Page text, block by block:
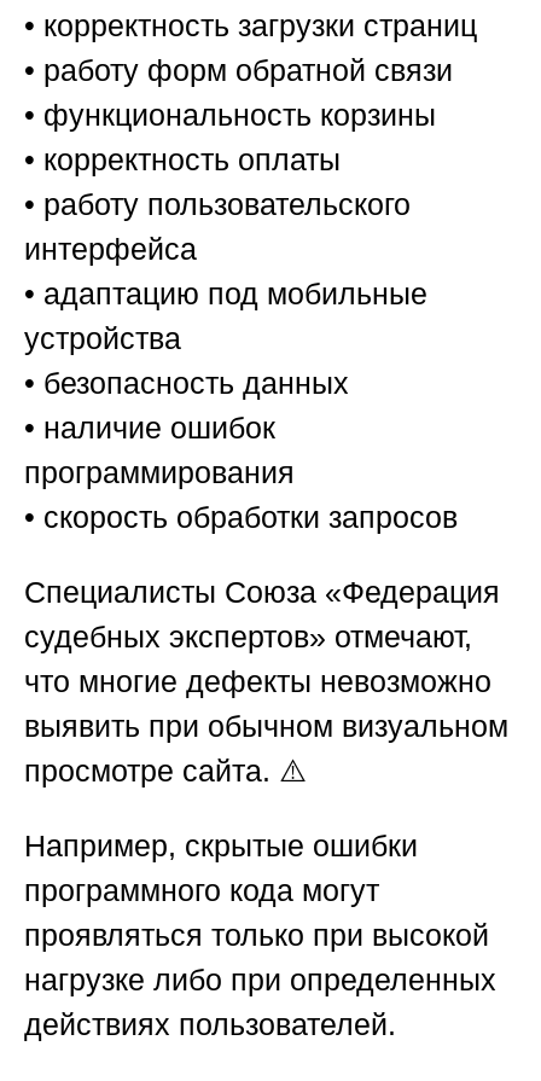
• корректность загрузки страниц
• работу форм обратной связи
• функциональность корзины
• корректность оплаты
• работу пользовательского
интерфейса
• адаптацию под мобильные
устройства
• безопасность данных
• наличие ошибок
программирования
• скорость обработки запросов
Специалисты Союза «Федерация
судебных экспертов» отмечают,
что многие дефекты невозможно
выявить при обычном визуальном
просмотре сайта. ⚠️
Например, скрытые ошибки
программного кода могут
проявляться только при высокой
нагрузке либо при определенных
действиях пользователей.